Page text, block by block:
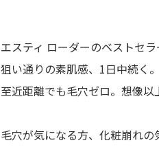
エスティ ローダーのベストセラ
狙い通りの素肌感、1日中続く。
至近距離でも毛穴ゼロ。想像以
毛穴が気になる方、化粧崩れの